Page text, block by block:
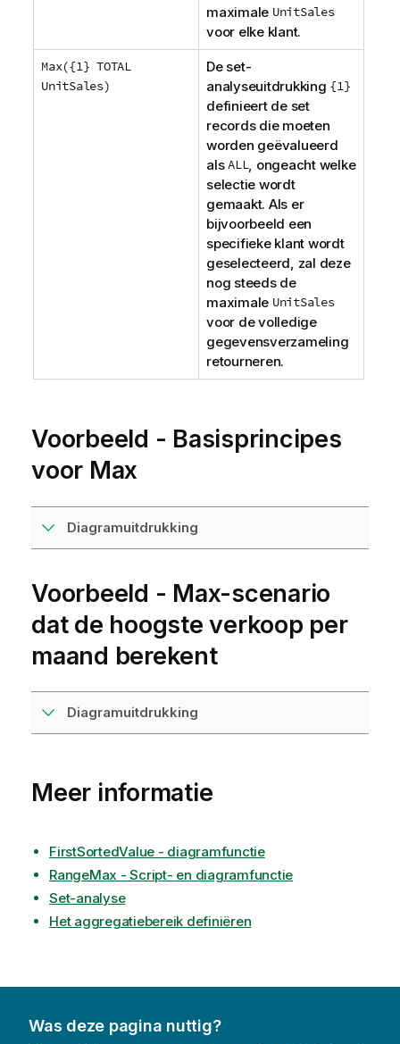
maximale UnitSales
voor elke klant.
Max({1} TOTAL
UnitSales)
De set-
analyseuitdrukking {1}
definieert de set
records die moeten
worden geëvalueerd
alsALL, ongeacht welke
selectie wordt
gemaakt. Als er
bijvoorbeeld een
specifieke klant wordt
geselecteerd, zal deze
nog steeds de
maximale UnitSales
voor de volledige
gegevensverzameling
retourneren.
Voorbeeld - Basisprincipes
voor Max
Diagramuitdrukking
Voorbeeld - Max-scenario
dat de hoogste verkoop per
maand berekent
Diagramuitdrukking
Meer informatie
FirstSortedValue - diagramfunctie
RangeMax - Script- en diagramfunctie
Set-analyse
Het aggregatiebereik definiëren
Was deze pagina nuttig?